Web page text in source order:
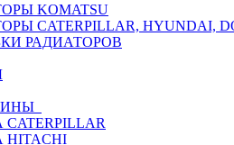
KOMATSU
CATERPILLAR, HYUNDAI,
РАДИАТОРОВ